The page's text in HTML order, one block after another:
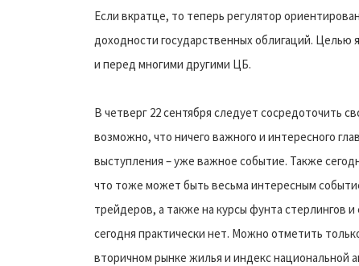
Если вкратце, то теперь регулятор
доходности государственных облигаций. Целью
и перед многими другими ЦБ.
В четверг 22 сентября следует сосредоточить
возможно, что ничего важного и интересного
выступления – уже важное событие. Также
что тоже может быть весьма интересным
трейдеров, а также на курсы фунта стерлингов
сегодня практически нет. Можно отметить
вторичном рынке жилья и индекс национальной